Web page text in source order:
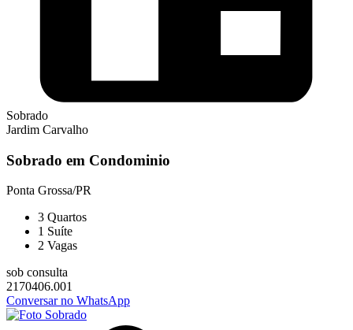
Sobrado
Jardim Carvalho
Sobrado em Condominio
Ponta Grossa/PR
3 Quartos
1 Suíte
2 Vagas
sob consulta
2170406.001
Conversar no WhatsApp